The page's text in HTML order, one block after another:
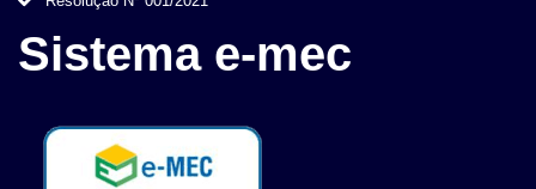
Sistema e-mec